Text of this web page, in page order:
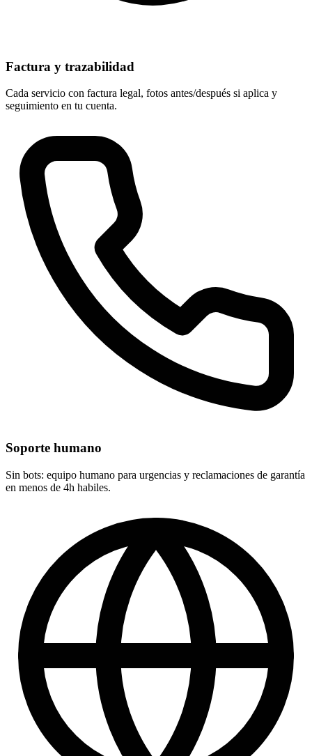
Factura y trazabilidad
Cada servicio con factura legal, fotos antes/después si aplica y
seguimiento en tu cuenta.
Soporte humano
Sin bots: equipo humano para urgencias y reclamaciones de garantía
en menos de 4h habiles.